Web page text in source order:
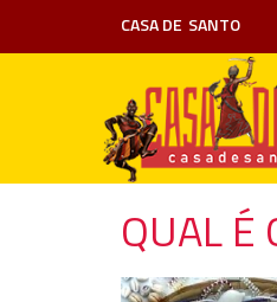
CASA DE SANTO
QUAL É